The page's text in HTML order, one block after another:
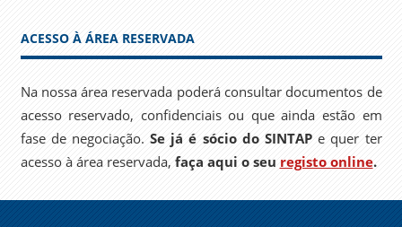
ACESSO À ÁREA RESERVADA
Na nossa área reservada poderá consultar documentos de
acesso reservado, confidenciais ou que ainda estão em
fase de negociação.Se já é sócio do SINTAPe quer ter
acesso à área reservada, faça aqui o seu registo online.